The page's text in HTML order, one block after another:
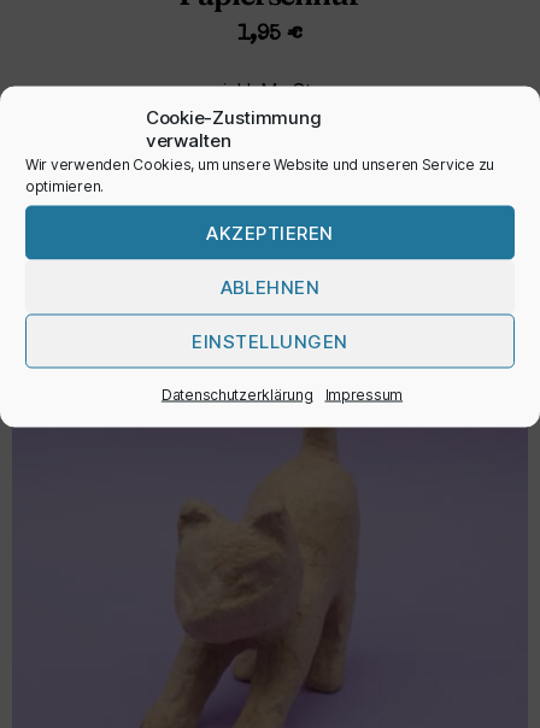
Cookie-Zustimmung
verwalten
Wir verwenden Cookies, um unsere Website und unseren Service zu
optimieren.
AKZEPTIEREN
ABLEHNEN
EINSTELLUNGEN
Datenschutzerklärung Impressum
1,95 €
inkl. MwSt.
AUSFÜHRUNG WÄHLEN